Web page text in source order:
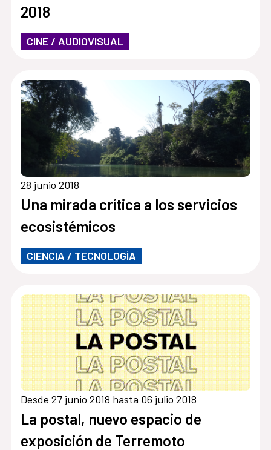
2018
CINE / AUDIOVISUAL
28 junio 2018
Una mirada crítica a los servicios
ecosistémicos
CIENCIA / TECNOLOGÍA
Desde 27 junio 2018 hasta 06 julio 2018
La postal, nuevo espacio de
exposición de Terremoto